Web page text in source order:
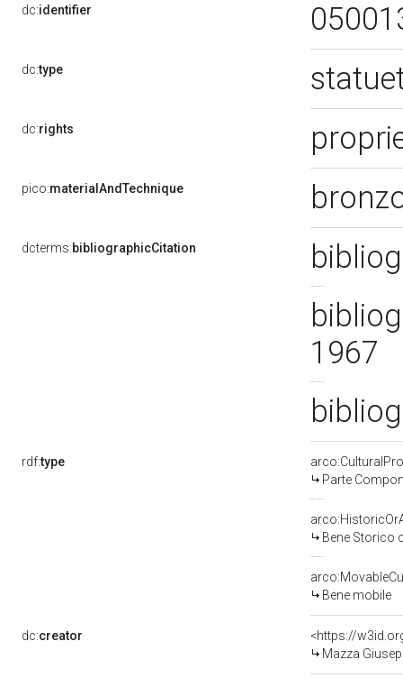
dc:identifier
dc:type
dc:rights
pico:materialAndTechnique
dcterms:bibliographicCitation
1967
rdf:type
Parte
Bene Storico
Bene mobile
dc:creator
<https://
Mazza